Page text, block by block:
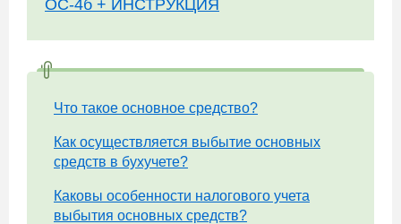
ОС-4б + ИНСТРУКЦИЯ
Что такое основное средство?
Как осуществляется выбытие основных
средств в бухучете?
Каковы особенности налогового учета
выбытия основных средств?